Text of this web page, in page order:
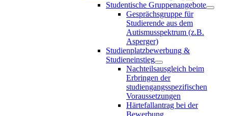
Studentische Gruppenangebote
Gesprächsgruppe für
Studierende aus dem
Autismusspektrum (z.B.
Asperger)
Studienplatzbewerbung &
Studieneinstieg
Nachteilsausgleich beim
Erbringen der
studiengangsspezifischen
Voraussetzungen
Härtefallantrag bei der
Bewerbung